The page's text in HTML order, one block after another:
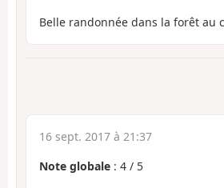
Belle randonnée dans la forêt au
16 sept. 2017 à 21:37
Note globale : 4 / 5